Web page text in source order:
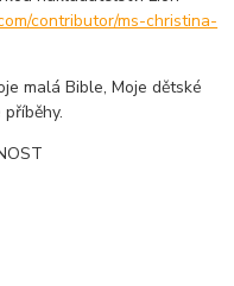
contributor/ms-christina-
malá Bible, Moje dětské